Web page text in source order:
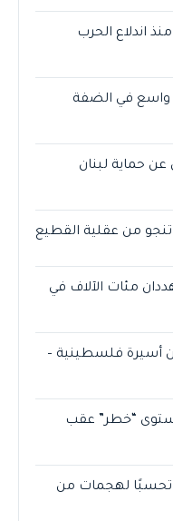
اندلاع الحرب
واسع في الضفة
حماية لبنان
تنجو من عقلية القطيع
مئات الآلاف في
أسيرة فلسطينية –
مستوى “خطر” عقب
تحسبًا لهجمات من